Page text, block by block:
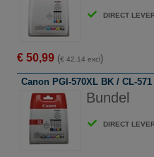
DIRECT
€ 50,99 (€ 42,14 excl)
Canon PGI-570XL BK / CL-
Bundel
DIRECT